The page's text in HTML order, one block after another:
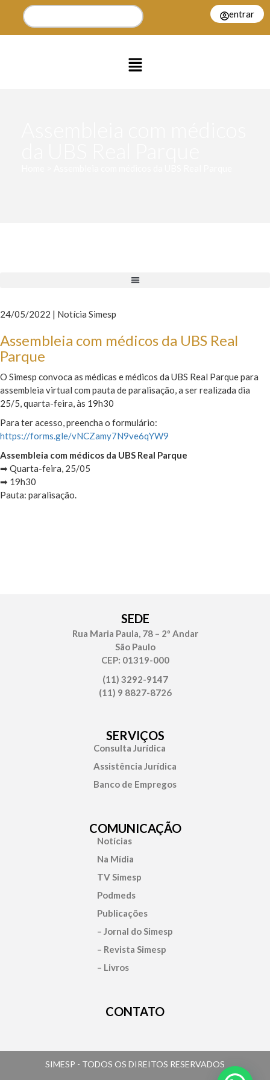
entrar
24/05/2022 | Notícia Simesp
Assembleia com médicos da UBS Real
Parque
O Simesp convoca as médicas e médicos da UBS Real Parque para
assembleia virtual com pauta de paralisação, a ser realizada dia
25/5, quarta-feira, às 19h30
Para ter acesso, preencha o formulário:
https://forms.gle/vNCZamy7N9ve6qYW9
Assembleia com médicos da UBS Real Parque
➡ Quarta-feira, 25/05
➡ 19h30
Pauta: paralisação.
SEDE
Rua Maria Paula, 78 – 2º Andar
São Paulo
CEP: 01319-000
(11) 3292-9147
(11) 9 8827-8726
SERVIÇOS
Consulta Jurídica
Assistência Jurídica
Banco de Empregos
COMUNICAÇÃO
Notícias
Na Mídia
TV Simesp
Podmeds
Publicações
– Jornal do Simesp
– Revista Simesp
– Livros
CONTATO
SIMESP - TODOS OS DIREITOS RESERVADOS